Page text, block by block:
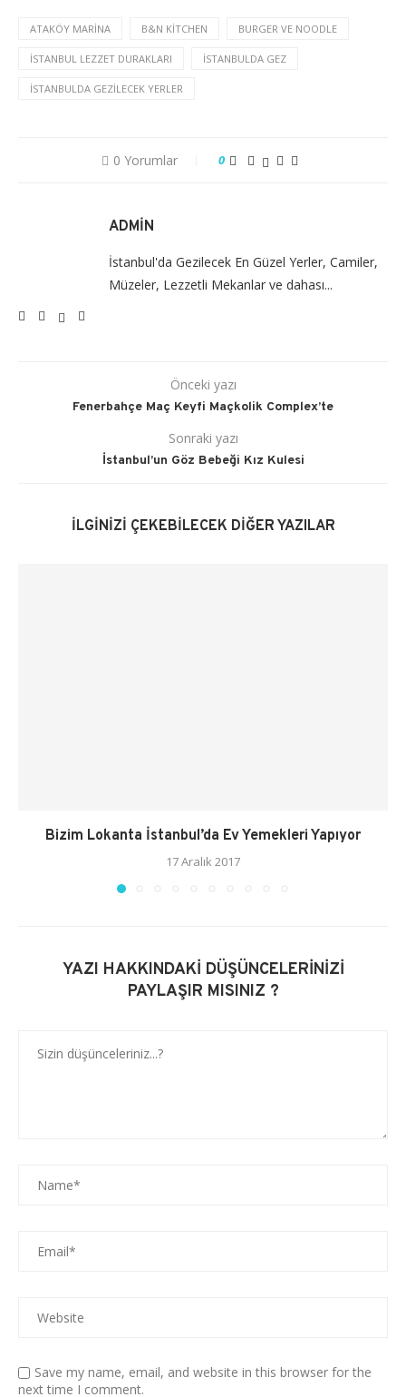
ATAKÖY MARINA B&N KITCHEN BURGER VE NOODLE
ISTANBUL LEZZET DURAKLARI ISTANBULDA GEZ
ISTANBULDA GEZILECEK YERLER
0 Yorumlar 0
ADMIN
İstanbul'da Gezilecek En Güzel Yerler, Camiler,
Müzeler, Lezzetli Mekanlar ve dahası...
Önceki yazı
Fenerbahçe Maç Keyfi Maçkolik Complex’te
Sonraki yazı
İstanbul’un Göz Bebeği Kız Kulesi
İLGINIZI ÇEKEBILECEK DIĞER YAZILAR
Bizim Lokanta İstanbul’da Ev Yemekleri Yapıyor
17 Aralık 2017
YAZI HAKKINDAKI DÜŞÜNCELERINIZI
PAYLAŞIR MISINIZ ?
Save my name, email, and website in this browser for the
next time I comment.